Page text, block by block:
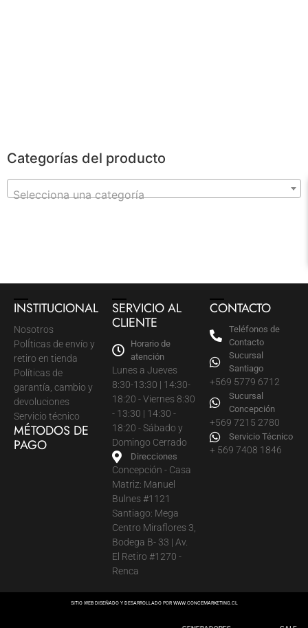
Categorías del producto
Selecciona una categoría
INSTITUCIONAL
Nosotros
PolÍticas de envío y
retiro en tienda
Políticas de
garantía, cambio y
devoluciones
Servicio técnico
MÉTODOS DE
PAGO
SERVICIO AL
CLIENTE
Horario de
atención
Lunes a Jueves
8:30-13:30 | 14:30-
18:20 - Viernes 8:30
- 13:30 | 14:30 -
18:20 - Sábado y
Domingo Cerrado
Direcciones
Concepción - Casa
Matriz: Manuel
Bulnes #1121
Santiago: Mega
Centro Miraflores 3,
Bodega B- 33 | Av.
El Retiro #1270 -
Renca
CONTACTO
Teléfonos de
Contacto
Sucursal
Santiago
+569 5779 6712
Sucursal
Concepción
+569 7215 2780
Servicio Técnico
+ 569 7408 1846
SITIO WEB DISEÑADO Y DESARROLLADO POR WWW.CONCEMARKETING.CL